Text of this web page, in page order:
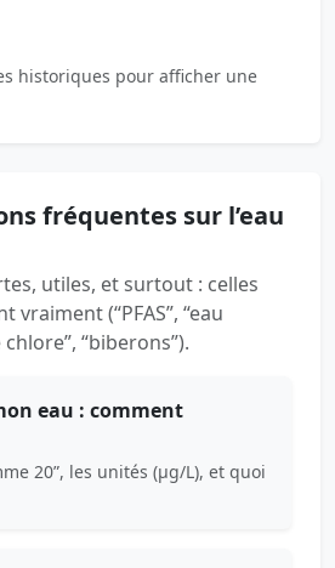
historiques pour afficher une
fréquentes sur l’eau
utiles, et surtout : celles
vraiment (“PFAS”, “eau
“biberons”).
eau : comment
20”, les unités (µg/L), et quoi